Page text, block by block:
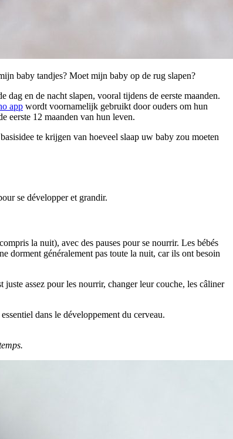
baby tandjes? Moet mijn baby op de rug slapen?
en de nacht slapen, vooral tijdens de eerste maanden.
app wordt voornamelijk gebruikt door ouders om hun
eerste 12 maanden van hun leven.
te krijgen van hoeveel slaap uw baby zou moeten
se développer et grandir.
la nuit), avec des pauses pour se nourrir. Les bébés
dorment généralement pas toute la nuit, car ils ont besoin
assez pour les nourrir, changer leur couche, les câliner
dans le développement du cerveau.